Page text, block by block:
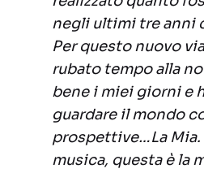
negli ultimi tre anni
Per questo nuovo
rubato tempo alla
bene i miei giorni e
guardare il mondo
prospettive…La Mia.
musica, questa è la